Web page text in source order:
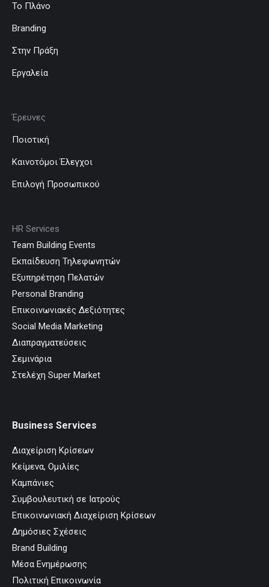
Το Πλάνο
Branding
Στην Πράξη
Εργαλεία
Έρευνες
Ποιοτική
Καινοτόμοι Έλεγχοι
Επιλογή Προσωπικού
HR Services
Team Building Events
Εκπαίδευση Τηλεφωνητών
Εξυπηρέτηση Πελατών
Personal Branding
Επικοινωνιακές Δεξιότητες
Social Media Marketing
Διαπραγματεύσεις
Σεμινάρια
Στελέχη Super Market
Business Services
Διαχείριση Κρίσεων
Κείμενα, Ομιλίες
Καμπάνιες
Συμβουλευτική σε Ιατρούς
Επικοινωνιακή Διαχείριση Κρίσεων
Δημόσιες Σχέσεις
Brand Building
Μέσα Ενημέρωσης
Πολιτική Επικοινωνία